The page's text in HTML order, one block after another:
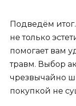
Подведём
не только
помогает вам
травм. Выбор
чрезвычайно
покупкой не